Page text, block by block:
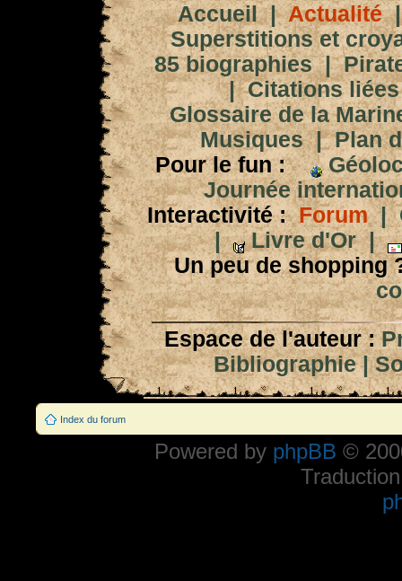
Accueil|Actualité
Superstitions et
85 biographies|
|Citations
Glossaire de la
Musiques|Plan
Pour le fun :
Journée
Interactivité : Forum|
|
Livre d'Or|
Un peu de shopping
Espace de l'auteur :
Bibliographie|
Index du forum
Powered by phpBB ©